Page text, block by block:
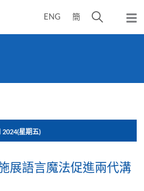
ENG 簡
開
彈
出
2024(星期五)
展語言魔法促進兩代溝